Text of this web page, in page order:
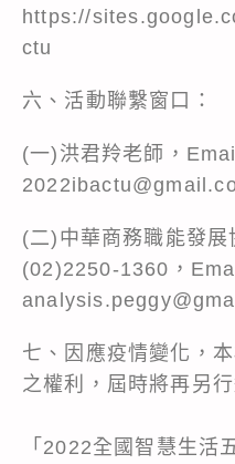
https://
ctu
六、活動聯繫窗口：
(一)洪君羚老師，
(二)中華商務職能發展
(02)2250-1360，
七、因應疫情變化，
之權利，屆時將再另行
「2022全國智慧生活